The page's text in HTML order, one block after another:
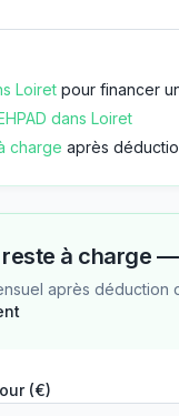
Loiret pour financer
dans Loiret
charge après
reste à charge —
après déduction
(€)